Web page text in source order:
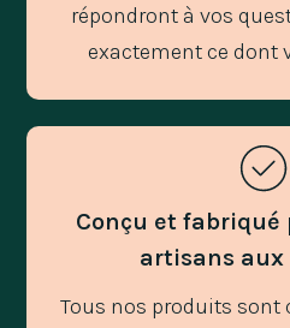
répondront à vos
exactement ce dont
Conçu et fabriqué
artisans aux
Tous nos produits sont